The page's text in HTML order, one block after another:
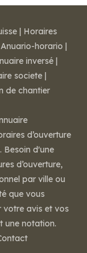
| Horaires
Anuario-horario |
inversé |
societe |
de chantier
d’ouverture
Besoin d'une
d’ouverture,
par ville ou
que vous
votre avis et vos
une notation.